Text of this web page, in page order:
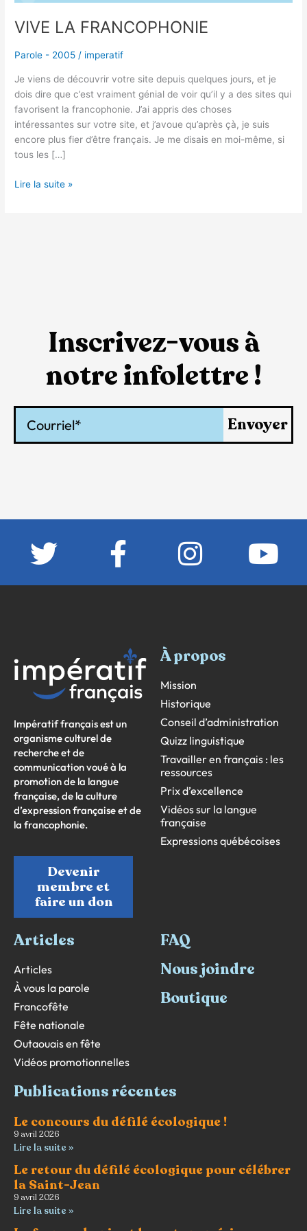
VIVE LA FRANCOPHONIE
Parole - 2005 / imperatif
Je viens de découvrir votre site depuis quelques jours, et je
dois dire que c’est vraiment génial de voir qu’il y a des sites qui
favorisent la francophonie. J’ai appris des choses
intéressantes sur votre site, et j’avoue qu’après çà, je suis
encore plus fier d’être français. Je me disais en moi-même, si
tous les […]
Lire la suite »
Inscrivez-vous à
notre infolettre !
Envoyer
Impératif français est un
organisme culturel de
recherche et de
communication voué à la
promotion de la langue
française, de la culture
d’expression française et de
la francophonie.
Devenir
membre et
faire un don
À propos
Mission
Historique
Conseil d’administration
Quizz linguistique
Travailler en français : les
ressources
Prix d’excellence
Vidéos sur la langue
française
Expressions québécoises
Articles
Articles
À vous la parole
Francofête
Fête nationale
Outaouais en fête
Vidéos promotionnelles
FAQ
Nous joindre
Boutique
Publications récentes
Le concours du défilé écologique !
9 avril 2026
Lire la suite »
Le retour du défilé écologique pour célébrer
la Saint-Jean
9 avril 2026
Lire la suite »